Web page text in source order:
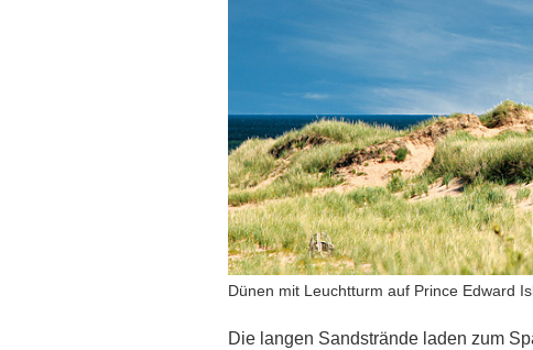
Dünen mit Leuchtturm auf Prince Edward
Die langen Sandstrände laden zum